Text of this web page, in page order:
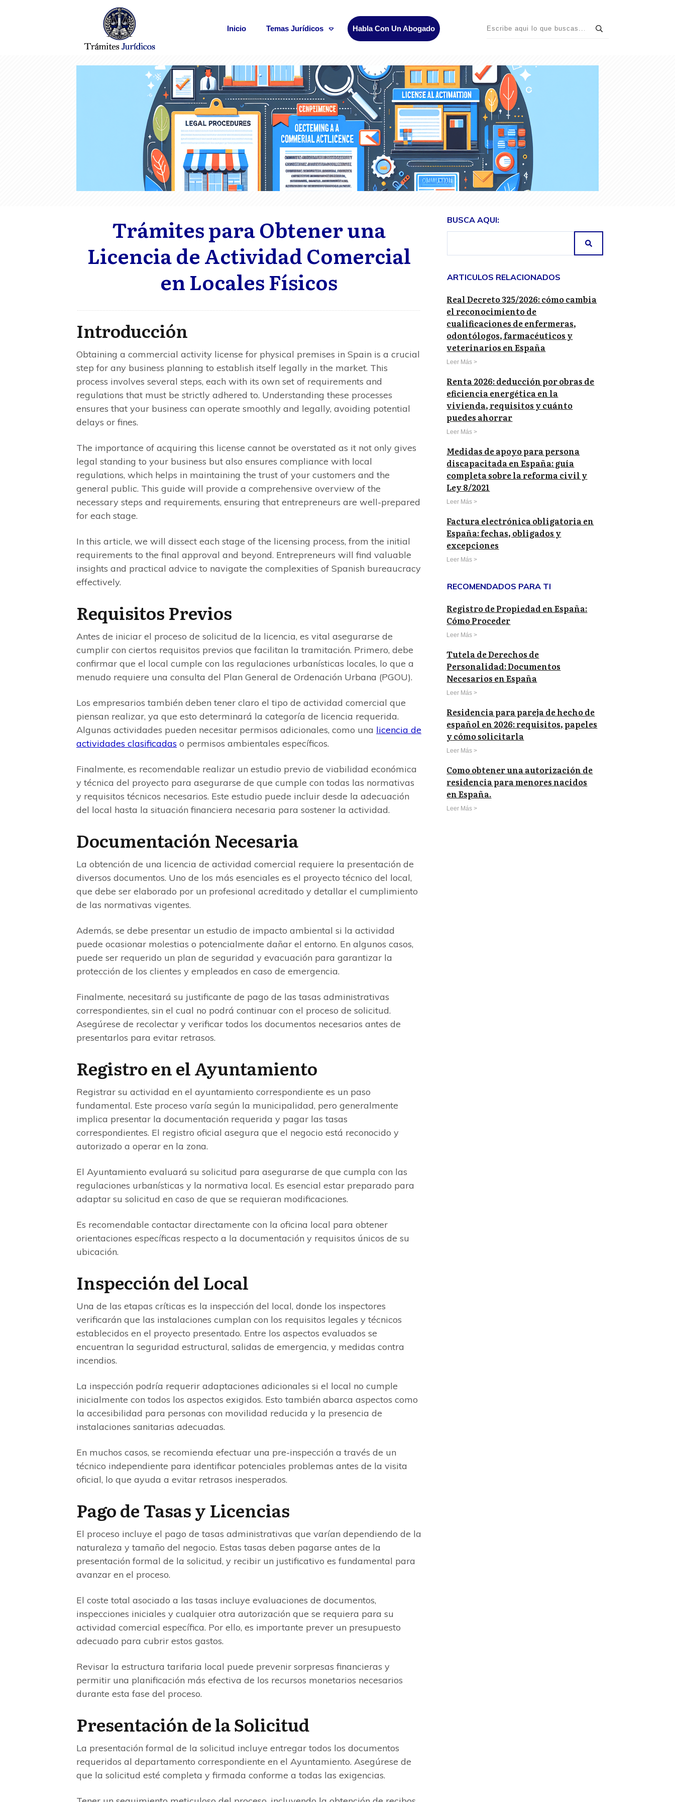
Inicio Temas Jurídicos Habla Con Un Abogado
Trámites para Obtener una
Licencia de Actividad Comercial
en Locales Físicos
Introducción
Obtaining a commercial activity license for physical premises in Spain is a crucial
step for any business planning to establish itself legally in the market. This
process involves several steps, each with its own set of requirements and
regulations that must be strictly adhered to. Understanding these processes
ensures that your business can operate smoothly and legally, avoiding potential
delays or fines.
The importance of acquiring this license cannot be overstated as it not only gives
legal standing to your business but also ensures compliance with local
regulations, which helps in maintaining the trust of your customers and the
general public. This guide will provide a comprehensive overview of the
necessary steps and requirements, ensuring that entrepreneurs are well-prepared
for each stage.
In this article, we will dissect each stage of the licensing process, from the initial
requirements to the final approval and beyond. Entrepreneurs will find valuable
insights and practical advice to navigate the complexities of Spanish bureaucracy
effectively.
Requisitos Previos
Antes de iniciar el proceso de solicitud de la licencia, es vital asegurarse de
cumplir con ciertos requisitos previos que facilitan la tramitación. Primero, debe
confirmar que el local cumple con las regulaciones urbanísticas locales, lo que a
menudo requiere una consulta del Plan General de Ordenación Urbana (PGOU).
Los empresarios también deben tener claro el tipo de actividad comercial que
piensan realizar, ya que esto determinará la categoría de licencia requerida.
Algunas actividades pueden necesitar permisos adicionales, como una licencia de
actividades clasificadas o permisos ambientales específicos.
Finalmente, es recomendable realizar un estudio previo de viabilidad económica
y técnica del proyecto para asegurarse de que cumple con todas las normativas
y requisitos técnicos necesarios. Este estudio puede incluir desde la adecuación
del local hasta la situación financiera necesaria para sostener la actividad.
Documentación Necesaria
La obtención de una licencia de actividad comercial requiere la presentación de
diversos documentos. Uno de los más esenciales es el proyecto técnico del local,
que debe ser elaborado por un profesional acreditado y detallar el cumplimiento
de las normativas vigentes.
Además, se debe presentar un estudio de impacto ambiental si la actividad
puede ocasionar molestias o potencialmente dañar el entorno. En algunos casos,
puede ser requerido un plan de seguridad y evacuación para garantizar la
protección de los clientes y empleados en caso de emergencia.
Finalmente, necesitará su justificante de pago de las tasas administrativas
correspondientes, sin el cual no podrá continuar con el proceso de solicitud.
Asegúrese de recolectar y verificar todos los documentos necesarios antes de
presentarlos para evitar retrasos.
Registro en el Ayuntamiento
Registrar su actividad en el ayuntamiento correspondiente es un paso
fundamental. Este proceso varía según la municipalidad, pero generalmente
implica presentar la documentación requerida y pagar las tasas
correspondientes. El registro oficial asegura que el negocio está reconocido y
autorizado a operar en la zona.
El Ayuntamiento evaluará su solicitud para asegurarse de que cumpla con las
regulaciones urbanísticas y la normativa local. Es esencial estar preparado para
adaptar su solicitud en caso de que se requieran modificaciones.
Es recomendable contactar directamente con la oficina local para obtener
orientaciones específicas respecto a la documentación y requisitos únicos de su
ubicación.
Inspección del Local
Una de las etapas críticas es la inspección del local, donde los inspectores
verificarán que las instalaciones cumplan con los requisitos legales y técnicos
establecidos en el proyecto presentado. Entre los aspectos evaluados se
encuentran la seguridad estructural, salidas de emergencia, y medidas contra
incendios.
La inspección podría requerir adaptaciones adicionales si el local no cumple
inicialmente con todos los aspectos exigidos. Esto también abarca aspectos como
la accesibilidad para personas con movilidad reducida y la presencia de
instalaciones sanitarias adecuadas.
En muchos casos, se recomienda efectuar una pre-inspección a través de un
técnico independiente para identificar potenciales problemas antes de la visita
oficial, lo que ayuda a evitar retrasos inesperados.
Pago de Tasas y Licencias
El proceso incluye el pago de tasas administrativas que varían dependiendo de la
naturaleza y tamaño del negocio. Estas tasas deben pagarse antes de la
presentación formal de la solicitud, y recibir un justificativo es fundamental para
avanzar en el proceso.
El coste total asociado a las tasas incluye evaluaciones de documentos,
inspecciones iniciales y cualquier otra autorización que se requiera para su
actividad comercial específica. Por ello, es importante prever un presupuesto
adecuado para cubrir estos gastos.
Revisar la estructura tarifaria local puede prevenir sorpresas financieras y
permitir una planificación más efectiva de los recursos monetarios necesarios
durante esta fase del proceso.
Presentación de la Solicitud
La presentación formal de la solicitud incluye entregar todos los documentos
requeridos al departamento correspondiente en el Ayuntamiento. Asegúrese de
que la solicitud esté completa y firmada conforme a todas las exigencias.
BUSCA AQUI:
ARTICULOS RELACIONADOS
Real Decreto 325/2026: cómo cambia
el reconocimiento de
cualificaciones de enfermeras,
odontólogos, farmacéuticos y
veterinarios en España
Leer Más >
Renta 2026: deducción por obras de
eficiencia energética en la
vivienda, requisitos y cuánto
puedes ahorrar
Leer Más >
Medidas de apoyo para persona
discapacitada en España: guía
completa sobre la reforma civil y
Ley 8/2021
Leer Más >
Factura electrónica obligatoria en
España: fechas, obligados y
excepciones
Leer Más >
RECOMENDADOS PARA TI
Registro de Propiedad en España:
Cómo Proceder
Leer Más >
Tutela de Derechos de
Personalidad: Documentos
Necesarios en España
Leer Más >
Residencia para pareja de hecho de
español en 2026: requisitos, papeles
y cómo solicitarla
Leer Más >
Como obtener una autorización de
residencia para menores nacidos
en España.
Leer Más >